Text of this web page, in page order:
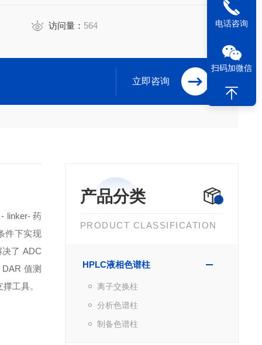
访问量： 564
立即咨询
产品分类
PRODUCT CLASSIFICATION
HPLC液相色谱柱
离子交换柱
分析色谱柱
制备色谱柱
linker- 药
件下实现
了 ADC
值测
工具。
电话咨询
扫码加微信